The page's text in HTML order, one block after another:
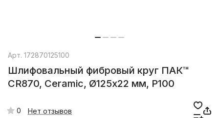
Арт. 172870125100
Шлифовальный фибровый круг ПАК™
CR870, Сeramic, Ø125х22 мм, P100
0 Нет отзывов